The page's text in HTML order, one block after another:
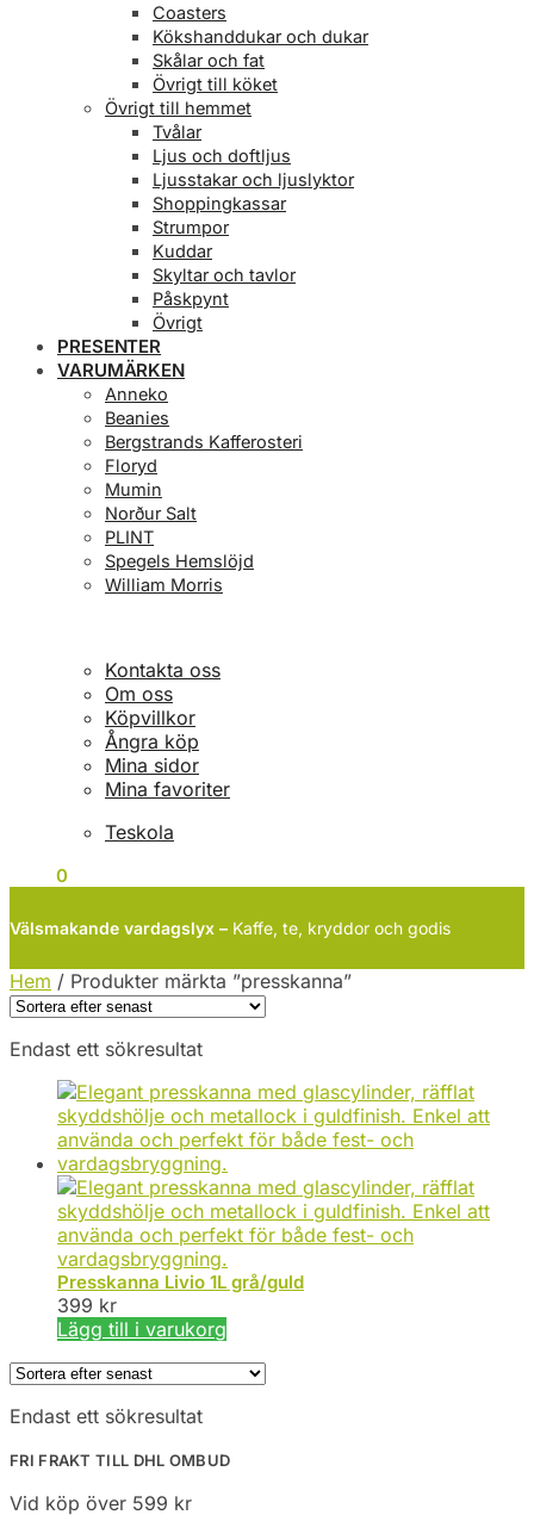
Coasters
Kökshanddukar och dukar
Skålar och fat
Övrigt till köket
Övrigt till hemmet
Tvålar
Ljus och doftljus
Ljusstakar och ljuslyktor
Shoppingkassar
Strumpor
Kuddar
Skyltar och tavlor
Påskpynt
Övrigt
PRESENTER
VARUMÄRKEN
Anneko
Beanies
Bergstrands Kafferosteri
Floryd
Mumin
Norður Salt
PLINT
Spegels Hemslöjd
William Morris
Kontakta oss
Om oss
Köpvillkor
Ångra köp
Mina sidor
Mina favoriter
Teskola
0
Välsmakande vardagslyx – Kaffe, te, kryddor och godis
Hem / Produkter märkta ”presskanna”
Endast ett sökresultat
Presskanna Livio 1L grå/guld
399 kr
Lägg till i varukorg
Endast ett sökresultat
FRI FRAKT TILL DHL OMBUD
Vid köp över 599 kr